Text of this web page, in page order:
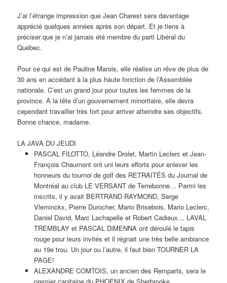
J’ai l’étrange impression que Jean Charest sera davantage
apprécié quelques années après son départ. Et je tiens à
préciser que je n’ai jamais été membre du parti Libéral du
Québec.
Pour ce qui est de Pauline Marois, elle réalise un rêve de plus de
30 ans en accédant à la plus haute fonction de l’Assemblée
nationale. C’est un grand jour pour toutes les femmes de la
province. À la tête d’un gouvernement minoritaire, elle devra
cependant travailler très fort pour arriver atteindre ses objectifs.
Bonne chance, madame.
LA JAVA DU JEUDI
PASCAL FILOTTO, Léandre Drolet, Martin Leclerc et Jean-
François Chaumont ont uni leurs efforts pour enlever les
honneurs du tournoi de golf des RETRAITÉS du Journal de
Montréal au club LE VERSANT de Terrebonne… Parmi les
inscrits, il y avait BERTRAND RAYMOND, Serge
Vleminckx, Pierre Durocher, Mario Brisebois, Mario Leclerc,
Daniel David, Marc Lachapelle et Robert Cadieux… LAVAL
TREMBLAY et PASCAL DiMENNA ont déroulé le tapis
rouge pour leurs invités et il régnait une très belle ambiance
au 19e trou. Un jour ou l’autre, il faut bien TOURNER LA
PAGE!
ALEXANDRE COMTOIS, un ancien des Remparts, sera le